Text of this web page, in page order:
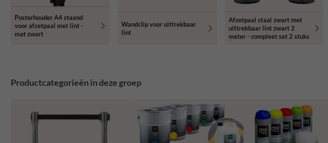
Posterhouder A4 staand
voor afzetpaal met lint -
mat zwart
Wandclip voor uittrekbaar
lint
Afzetpaal staal zwart met
uittrekbaar lint zwart 2
meter - compleet set 2 stuks
Productcategorieën in deze groep